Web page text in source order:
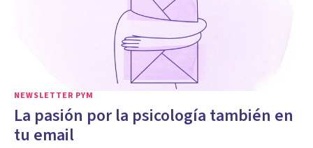
NEWSLETTER PYM
La pasión por la psicología también en
tu email